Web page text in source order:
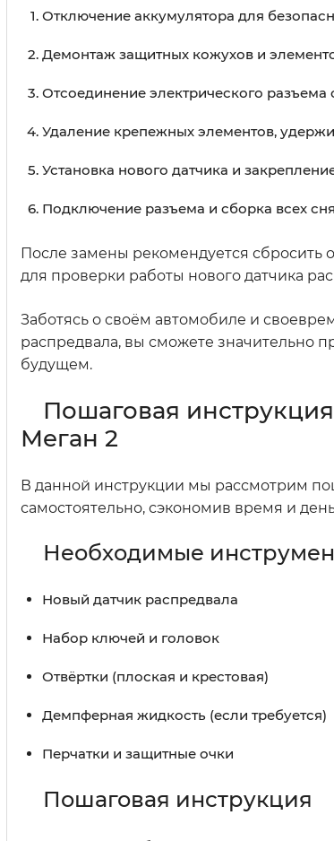
Отключение аккумулятора для
Демонтаж защитных кожухов и
Отсоединение электрического разъема
Удаление крепежных элементов,
Установка нового датчика и
Подключение разъема и сборка всех
После замены рекомендуется
для проверки работы нового датчика
Заботясь о своём автомобиле и
распредвала, вы сможете значительно
будущем.
Пошаговая
Меган 2
В данной инструкции мы рассмотрим
самостоятельно, сэкономив время и
Необходимые
Новый датчик распредвала
Набор ключей и головок
Отвёртки (плоская и крестовая)
Демпферная жидкость (если требуется)
Перчатки и защитные очки
Пошаговая инструкция